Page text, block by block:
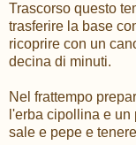
Trascorso questo
trasferire la base
ricoprire con un
decina di minuti.
Nel frattempo
l'erba cipollina e
sale e pepe e